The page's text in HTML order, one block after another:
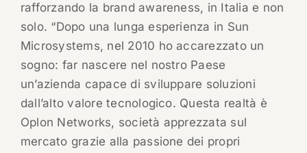
rafforzando la brand awareness, in Italia e non
solo. “Dopo una lunga esperienza in Sun
Microsystems, nel 2010 ho accarezzato un
sogno: far nascere nel nostro Paese
un’azienda capace di sviluppare soluzioni
dall’alto valore tecnologico. Questa realtà è
Oplon Networks, società apprezzata sul
mercato grazie alla passione dei propri